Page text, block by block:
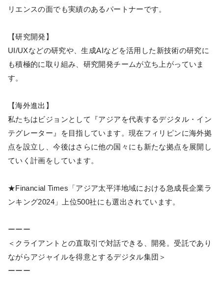
リエンスの面でも実績のあるパートナーです。
【研究開発】
UI/UXなどの研究や、生成AIなどを活用した新技術の研究に
も積極的に取り組み、研究開発チームが立ち上がっていま
す。
【海外進出】
私たちはビジョンとして『アジアを代表するデジタル・イン
テグレーター』を目指しています。現在フィリピンに海外拠
点を設立し、今後はさらに他の国々にも新たな拠点を展開し
ていく計画をしています。
★Financial Times「アジア太平洋地域における急成長企業ラ
ンキング2024」上位500社にも選出されています。
ーーー
＜クライアントとの直取引で対話できる、開発。受託であり
ながらアジャイルを得意とするデジタル集団＞
ーーー